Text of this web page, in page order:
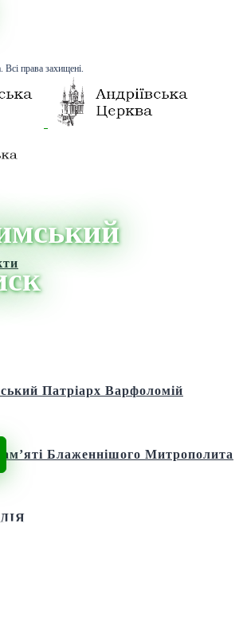
Всі права захищені.
Патріарх Варфоломій
Блаженнішого Митрополита
Римський Франциск